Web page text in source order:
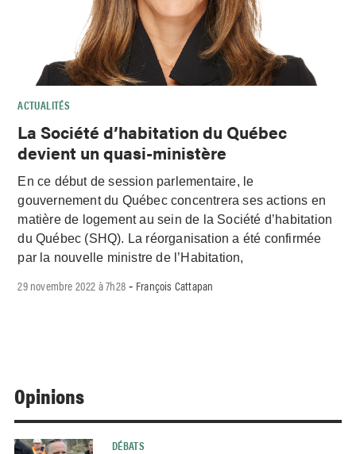
ACTUALITÉS
La Société d’habitation du Québec
devient un quasi-ministère
En ce début de session parlementaire, le
gouvernement du Québec concentrera ses actions en
matière de logement au sein de la Société d’habitation
du Québec (SHQ). La réorganisation a été confirmée
par la nouvelle ministre de l’Habitation,
29 novembre 2022 à 7h28 - François Cattapan
Opinions
DÉBATS